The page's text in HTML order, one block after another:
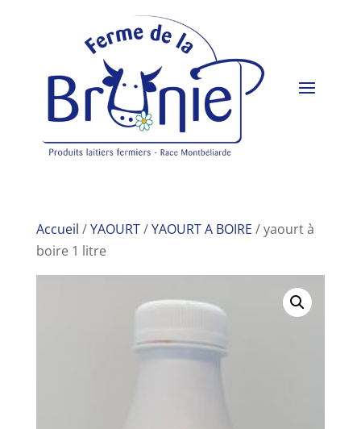
Accueil /YAOURT/YAOURT A BOIRE / yaourt à
boire 1 litre